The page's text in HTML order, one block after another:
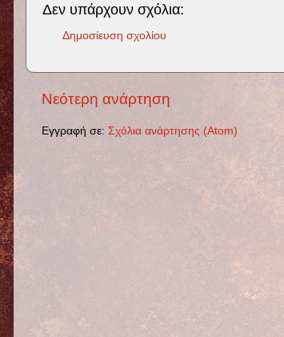
Δεν υπάρχουν σχόλια:
Δημοσίευση σχολίου
Νεότερη ανάρτηση
Εγγραφή σε: Σχόλια ανάρτησης (Atom)